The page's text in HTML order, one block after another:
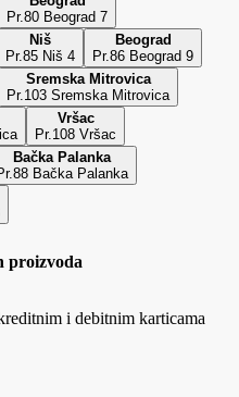
Pr.80 Beograd 7
Niš
Pr.85 Niš 4
Beograd
Pr.86 Beograd 9
Sremska Mitrovica
Pr.103 Sremska Mitrovica
Vršac
Pr.108 Vršac
Bačka Palanka
Bačka Palanka
proizvoda
i debitnim karticama